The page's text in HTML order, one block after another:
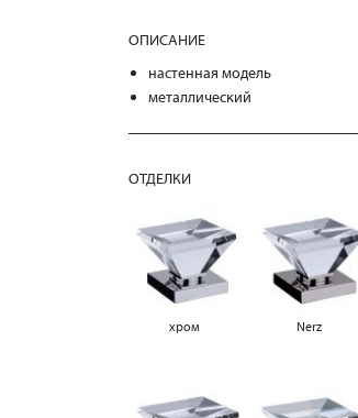
ОПИСАНИЕ
настенная модель
металлический
ОТДЕЛКИ
хром Nerz